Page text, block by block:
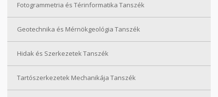
Fotogrammetria és Térinformatika Tanszék
Geotechnika és Mérnökgeológia Tanszék
Hidak és Szerkezetek Tanszék
Tartószerkezetek Mechanikája Tanszék